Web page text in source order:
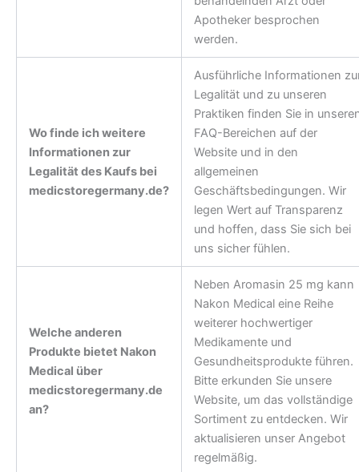
Apotheker besprochen
werden.
Wo finde ich weitere
Informationen zur
Legalität des Kaufs bei
medicstoregermany.de?
Ausführliche Informationen
Legalität und zu unseren
Praktiken finden Sie in
FAQ-Bereichen auf der
Website und in den
allgemeinen
Geschäftsbedingungen. Wir
legen Wert auf Transparenz
und hoffen, dass Sie sich bei
uns sicher fühlen.
Welche anderen
Produkte bietet Nakon
Medical über
medicstoregermany.de
an?
Neben Aromasin 25 mg kann
Nakon Medical eine Reihe
weiterer hochwertiger
Medikamente und
Gesundheitsprodukte führen.
Bitte erkunden Sie unsere
Website, um das vollständige
Sortiment zu entdecken. Wir
aktualisieren unser Angebot
regelmäßig.